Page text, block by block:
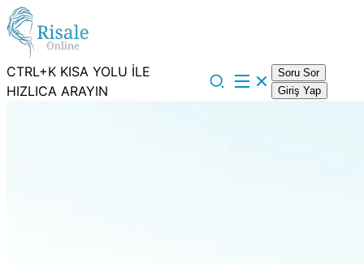
CTRL+K KISA YOLU İLE
HIZLICA ARAYIN
Soru Sor
Giriş Yap